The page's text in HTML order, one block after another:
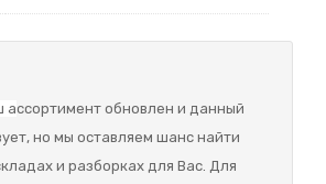
ассортимент обновлен и данный
но мы оставляем шанс найти
и разборках для Вас. Для